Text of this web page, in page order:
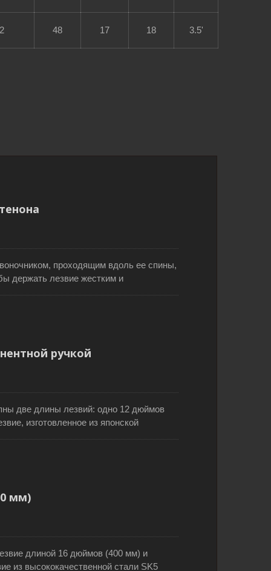
Складная садовая пила с 3-
48 17 18 3.5'
проходящим вдоль ее спины,
держать лезвие жестким и
удобный и нескользящий захват. Он
ручкой
две длины лезвий: одно 12 дюймов
изготовленное из японской
мм)
длиной 16 дюймов (400 мм) и
из высококачественной стали SK5